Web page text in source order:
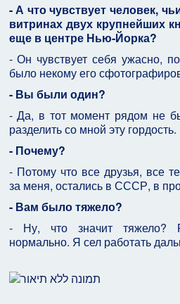
- А что чувствует человек,
витринах двух крупнейших
еще в центре Нью-Йорка?
- Он чувствует себя ужасно,
было некому его
- Вы были один?
- Да, в тот момент рядом не
разделить со мной эту гордость.
- Почему?
- Потому что все друзья, все
за меня, остались в СССР, в
- Вам было тяжело?
- Ну, что значит тяжело?
нормально. Я сел работать